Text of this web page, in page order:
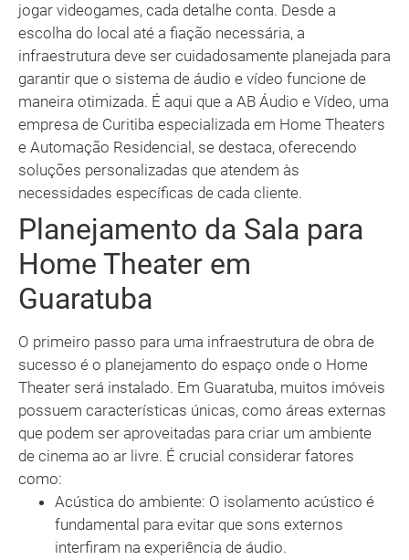
jogar videogames, cada detalhe conta. Desde a
escolha do local até a fiação necessária, a
infraestrutura deve ser cuidadosamente planejada para
garantir que o sistema de áudio e vídeo funcione de
maneira otimizada. É aqui que a AB Áudio e Vídeo, uma
empresa de Curitiba especializada em Home Theaters
e Automação Residencial, se destaca, oferecendo
soluções personalizadas que atendem às
necessidades específicas de cada cliente.
Planejamento da Sala para
Home Theater em
Guaratuba
O primeiro passo para uma infraestrutura de obra de
sucesso é o planejamento do espaço onde o Home
Theater será instalado. Em Guaratuba, muitos imóveis
possuem características únicas, como áreas externas
que podem ser aproveitadas para criar um ambiente
de cinema ao ar livre. É crucial considerar fatores
como:
Acústica do ambiente: O isolamento acústico é
fundamental para evitar que sons externos
interfiram na experiência de áudio.